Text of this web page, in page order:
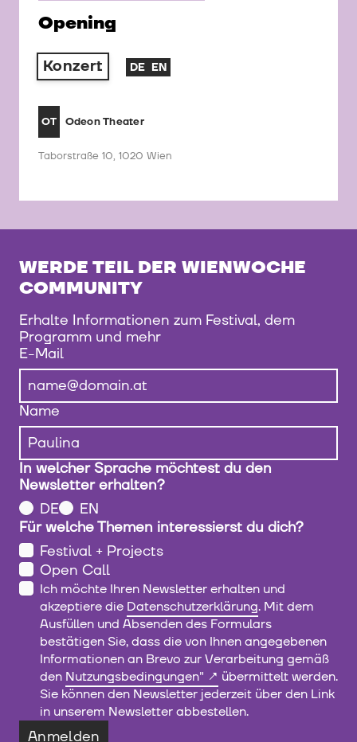
Opening
Konzert DE EN
OT Odeon Theater
Taborstraße 10, 1020 Wien
WERDE TEIL DER WIENWOCHE
COMMUNITY
Erhalte Informationen zum Festival, dem
Programm und mehr
E-Mail
Name
In welcher Sprache möchtest du den
Newsletter erhalten?
DE
EN
Für welche Themen interessierst du dich?
Festival + Projects
Open Call
Ich möchte Ihren Newsletter erhalten und
akzeptiere die Datenschutzerklärung. Mit dem
Ausfüllen und Absenden des Formulars
bestätigen Sie, dass die von Ihnen angegebenen
Informationen an Brevo zur Verarbeitung gemäß
den Nutzungsbedingungen"
übermittelt werden.
Sie können den Newsletter jederzeit über den Link
in unserem Newsletter abbestellen.
Anmelden